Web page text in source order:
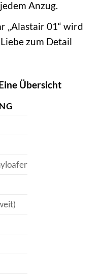
Anzug.
„Alastair 01“ wird
zum Detail
Übersicht